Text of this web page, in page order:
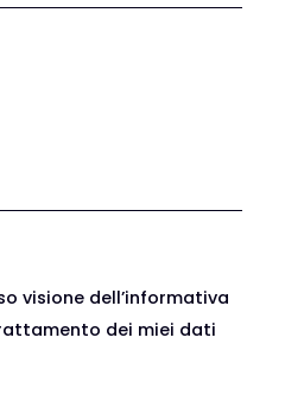
visione dell’informativa
dei miei dati